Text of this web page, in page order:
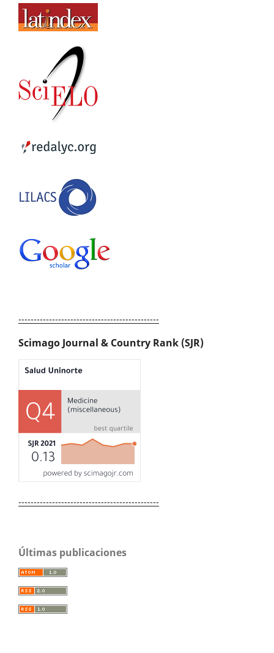
----------------------------------------------
Scimago Journal & Country Rank (SJR)
----------------------------------------------
Últimas publicaciones